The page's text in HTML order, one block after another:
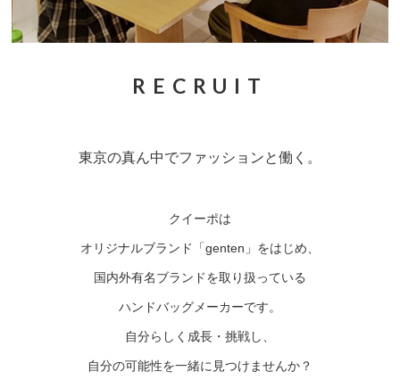
RECRUIT
東京の真ん中でファッションと働く。
クイーポは
オリジナルブランド「genten」をはじめ、
国内外有名ブランドを取り扱っている
ハンドバッグメーカーです。
自分らしく成長・挑戦し、
自分の可能性を一緒に見つけませんか？